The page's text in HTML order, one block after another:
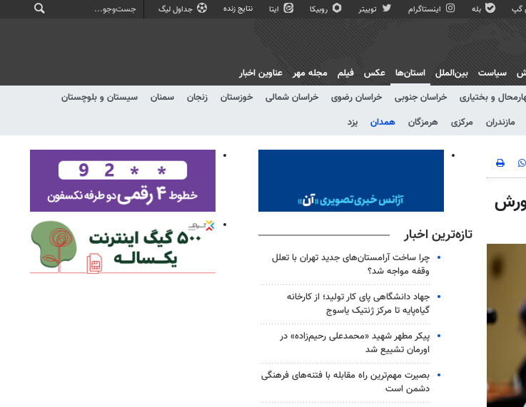
گپ بله اینستاگرام توییتر روبیکا ایتا نتایج زنده جداول لیگ
سیاست بین‌الملل
استان‌ها
و بختیاری خراسان جنوبی خراسان رضوی خراسان شمالی خوزستان زنجان سمنان
سیستان و بلوچستان
مازندران مرکزی هرمزگان همدان یزد
عکس فیلم مجله مهر عناوین اخبار
تازه‌ترین اخبار
چرا ساخت آرامستان‌های جدید تهران با تعلل
وقفه مواجه شد؟
جهاد دانشگاهی پای کار تولید؛ از کارخانه
گیاه‌پایه تا مرکز ژنتیک یاسوج
پیکر مطهر شهید «محمدعلی رحیم‌زاده» در
اورمان تشییع شد
بصیرت مهم‌ترین راه مقابله با فتنه‌های فرهنگی
دشمن است